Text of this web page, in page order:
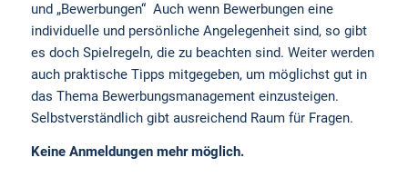
und „Bewerbungen“ Auch wenn Bewerbungen eine
individuelle und persönliche Angelegenheit sind, so gibt
es doch Spielregeln, die zu beachten sind. Weiter werden
auch praktische Tipps mitgegeben, um möglichst gut in
das Thema Bewerbungsmanagement einzusteigen.
Selbstverständlich gibt ausreichend Raum für Fragen.
Keine Anmeldungen mehr möglich.